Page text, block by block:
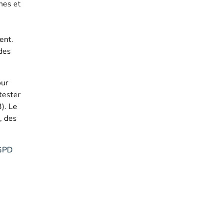
et
Le
des